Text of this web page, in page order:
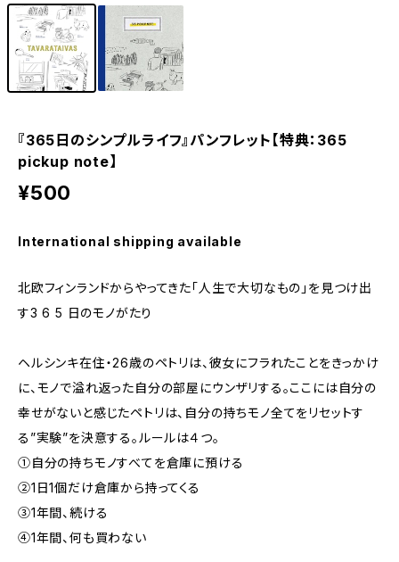
『365日のシンプルライフ』パンフレット【特典：365
pickup note】
¥500
International shipping available
北欧フィンランドからやってきた「人生で大切なもの」を見つけ出
す3 6 5 日のモノがたり
ヘルシンキ在住・26歳のペトリは、彼女にフラれたことをきっかけ
に、モノで溢れ返った自分の部屋にウンザリする。ここには自分の
幸せがないと感じたペトリは、自分の持ちモノ全てをリセットす
る”実験”を決意する。ルールは４つ。
①自分の持ちモノすべてを倉庫に預ける
②1日1個だけ倉庫から持ってくる
③1年間、続ける
④1年間、何も買わない